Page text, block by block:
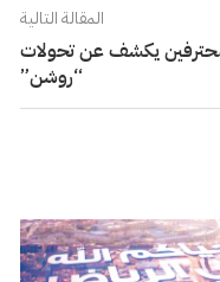
المقالة التالية
يكشف عن تحولات
“روشن”